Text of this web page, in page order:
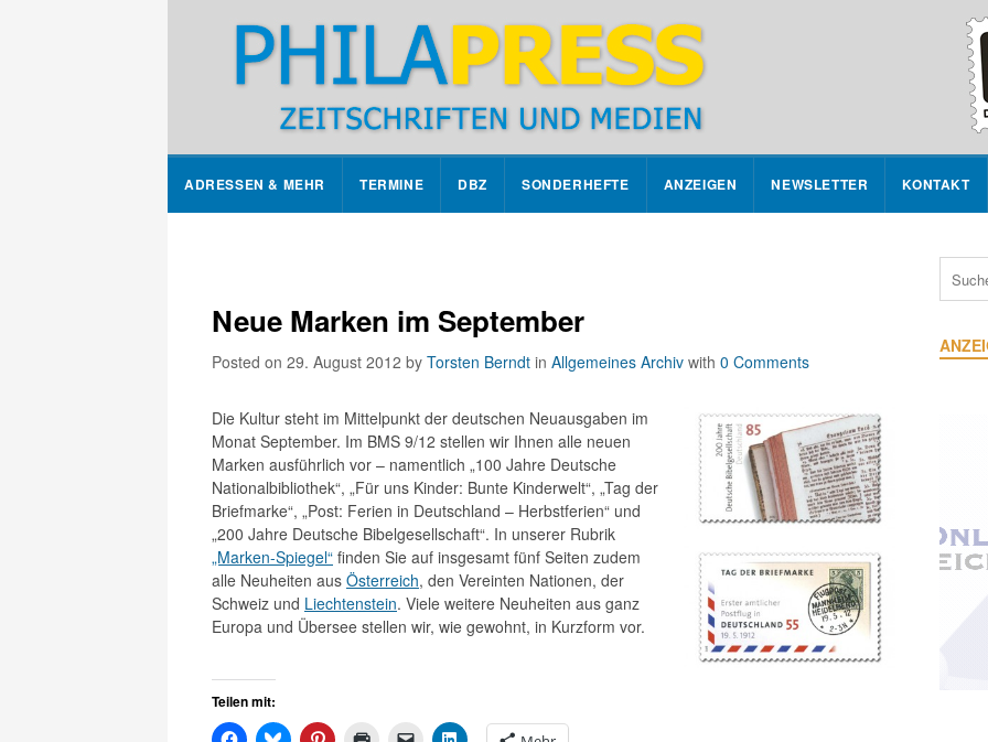
ADRESSEN & MEHR TERMINE DBZ SONDERHEFTE ANZEIGEN NEWSLETTER KONTAKT
Neue Marken im September
Posted on 29. August 2012 by Torsten Berndt in Allgemeines Archiv with 0 Comments
Die Kultur steht im Mittelpunkt der deutschen Neuausgaben im
Monat September. Im BMS 9/12 stellen wir Ihnen alle neuen
Marken ausführlich vor – namentlich „100 Jahre Deutsche
Nationalbibliothek“, „Für uns Kinder: Bunte Kinderwelt“, „Tag der
Briefmarke“, „Post: Ferien in Deutschland – Herbstferien“ und
„200 Jahre Deutsche Bibelgesellschaft“. In unserer Rubrik
„Marken-Spiegel“ finden Sie auf insgesamt fünf Seiten zudem
alle Neuheiten aus Österreich, den Vereinten Nationen, der
Schweiz und Liechtenstein. Viele weitere Neuheiten aus ganz
Europa und Übersee stellen wir, wie gewohnt, in Kurzform vor.
Teilen mit: